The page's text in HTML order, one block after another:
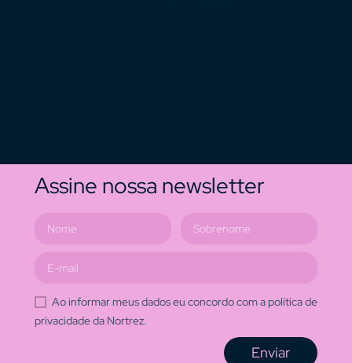
Assine nossa newsletter
Ao informar meus dados eu concordo com a política de
privacidade da Nortrez.
Enviar